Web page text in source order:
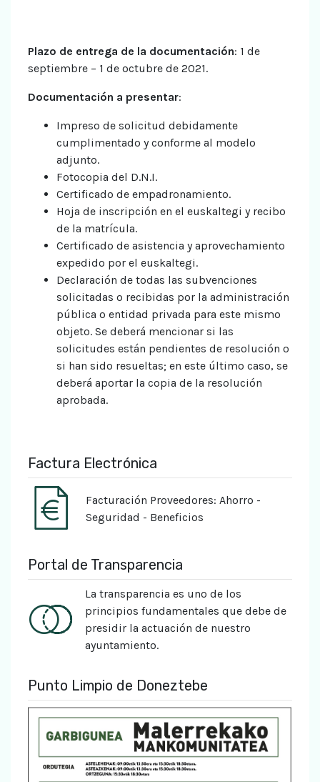
Plazo de entrega de la documentación: 1 de
septiembre – 1 de octubre de 2021.
Documentación a presentar:
Impreso de solicitud debidamente
cumplimentado y conforme al modelo
adjunto.
Fotocopia del D.N.I.
Certificado de empadronamiento.
Hoja de inscripción en el euskaltegi y recibo
de la matrícula.
Certificado de asistencia y aprovechamiento
expedido por el euskaltegi.
Declaración de todas las subvenciones
solicitadas o recibidas por la administración
pública o entidad privada para este mismo
objeto. Se deberá mencionar si las
solicitudes están pendientes de resolución o
si han sido resueltas; en este último caso, se
deberá aportar la copia de la resolución
aprobada.
Factura Electrónica
Facturación Proveedores: Ahorro -
Seguridad - Beneficios
Portal de Transparencia
La transparencia es uno de los
principios fundamentales que debe de
presidir la actuación de nuestro
ayuntamiento.
Punto Limpio de Doneztebe